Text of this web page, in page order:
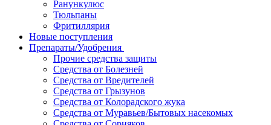
Ранункулюс
Тюльпаны
Фритиллярия
Новые поступления
Препараты/Удобрения
Прочие средства защиты
Средства от Болезней
Средства от Вредителей
Средства от Грызунов
Средства от Колорадского жука
Средства от Муравьев/Бытовых насекомых